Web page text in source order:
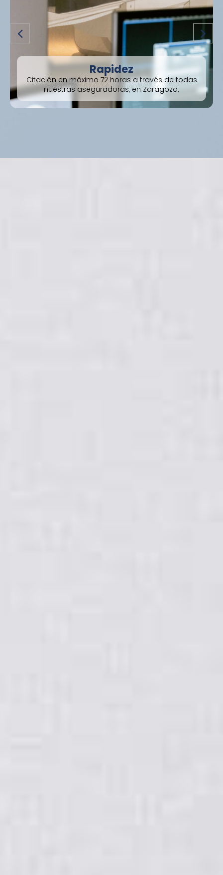
Rapidez
Citación en máximo 72 horas a través de todas
nuestras aseguradoras, en Zaragoza.